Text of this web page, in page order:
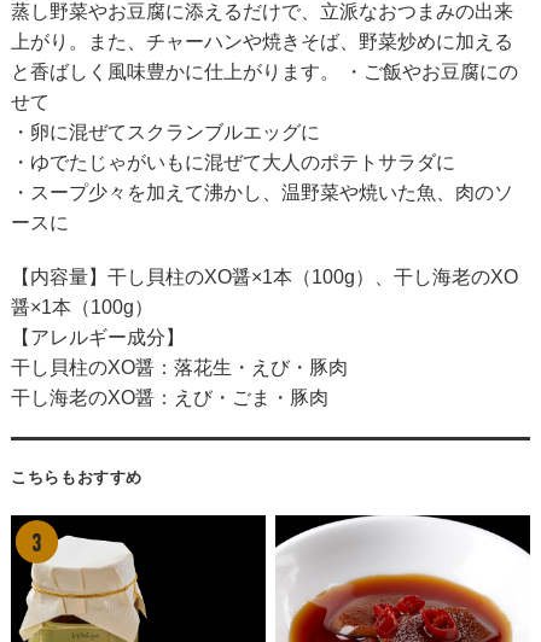
蒸し野菜やお豆腐に添えるだけで、立派なおつまみの出来
上がり。また、チャーハンや焼きそば、野菜炒めに加える
と香ばしく風味豊かに仕上がります。 ・ご飯やお豆腐にの
せて
・卵に混ぜてスクランブルエッグに
・ゆでたじゃがいもに混ぜて大人のポテトサラダに
・スープ少々を加えて沸かし、温野菜や焼いた魚、肉のソ
ースに
【内容量】干し貝柱のXO醤×1本（100g）、干し海老のXO
醤×1本（100g）
【アレルギー成分】
干し貝柱のXO醤：落花生・えび・豚肉
干し海老のXO醤：えび・ごま・豚肉
こちらもおすすめ